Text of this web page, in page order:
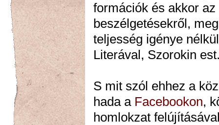
formációk és akkor
beszélgetésekről,
teljesség igénye
Literával, Szorokin
S mit szól ehhez a
hada a Facebookon,
homlokzat